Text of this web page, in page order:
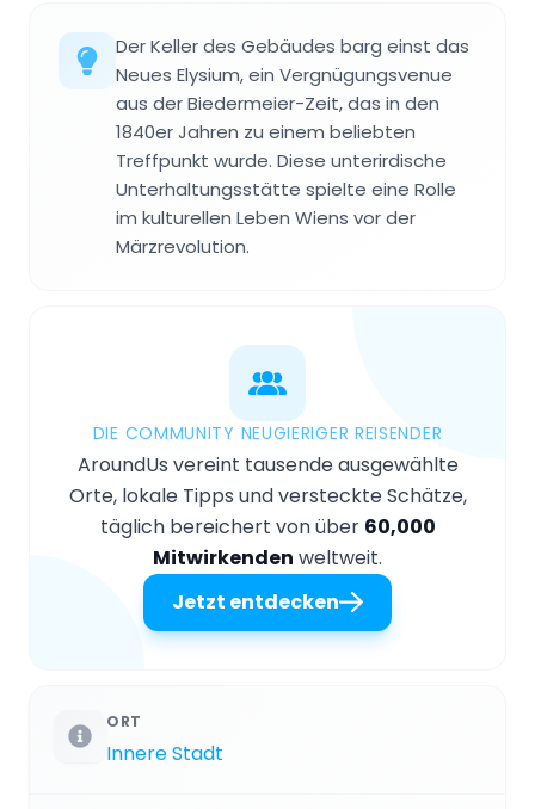
Der Keller des Gebäudes barg einst das
Neues Elysium, ein Vergnügungsvenue
aus der Biedermeier-Zeit, das in den
1840er Jahren zu einem beliebten
Treffpunkt wurde. Diese unterirdische
Unterhaltungsstätte spielte eine Rolle
im kulturellen Leben Wiens vor der
Märzrevolution.
DIE COMMUNITY NEUGIERIGER REISENDER
AroundUs vereint tausende ausgewählte
Orte, lokale Tipps und versteckte Schätze,
täglich bereichert von über 60,000
Mitwirkenden weltweit.
Jetzt entdecken
ORT
Innere Stadt